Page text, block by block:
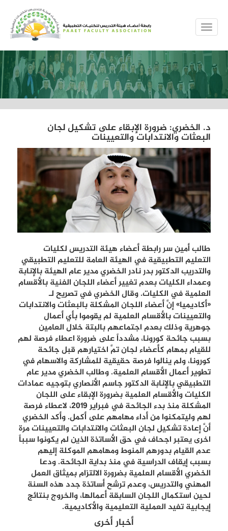
MENUE
د. الخضري: ضرورة الإبقاء على تشكيل لجان
البعثات والانتدابات والتعيينات
طالب أمين سر رابطة أعضاء هيئة التدريس لكليات
التعليم التطبيقية في الهيئة العامة للتعليم التطبيقي
والتدريب الدكتور بدر نادر الخضري مدير عام الهيئة بالإنابة
وعمداء الكليات بعدم تغيير أعضاء اللجان الفنية بالأقسام
العلمية في الكليات. وقال الخضري في تصريح لـ
«أكاديميا» إنَّ أعضاء اللجان المشكلة بالبعثات والانتدابات
والتعيينات بالأقسام العلمية لم يقوموا بأي أعمال
جوهرية وذلك بعدم اجتماعهم بالبتة خلال العامين
بسبب جائحة كورونا، مشدداً على ضرورة اعطاء فرصة لهم
للقيام بمهام كأعضاء لجان تمَّ اختيارهم قبل جائحة
كورونا، ولم ينالوا فرصة حقيقية للمشاركة والاسهام في
تطوير أعمال الأقسام العلمية. وطالب الخضري مدير عام
التطبيقي بالإنابة الدكتور جاسم الأنصاري بتوجيه عمادات
الكليات والأقسام العلمية بضرورة الإبقاء على اللجان
المشكلة منذ بدء الجائحة في فبراير 2019، لاعطاء فرصة
لهم وليتمكنوا من أداء مهامهم على أكمل. وأكد الخضري
أنَّ إعادة تشكيل لجان البعثات والانتدابات والتعيينات مرة
اخرى يعتبر اجحاف في حق الأساتذة الذين لم يكونوا سبباً
عدم القيام بدورهم المنوط ومهامهم الموكلة إليهم
بسبب إيقاف الدراسية في منذ بداية الجائحة. ودعا
الخضري الأقسام العلمية بضرورة الالتزام بميثاق العمل
المهني والتدريس، وعدم ترشح أساتذة جدد هذه السنة
لحين استكمال اللجان السابقة أعمالها، والخروج بنتائج
إيجابية تفيد العملية التعليمية والأكاديمية.
أخبار أخرى